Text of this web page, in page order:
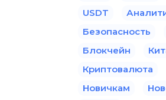
USDT
Безопасность
Блокчейн
Криптовалюта
Новичкам